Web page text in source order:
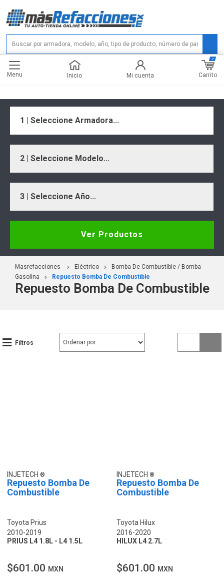
Menu Inicio Mi cuenta Carrito
0
1 | Seleccione Armadora...
2 | Seleccione Modelo...
3 | Seleccione Año...
Ver Productos
Masrefacciones Eléctrico
Bomba De Combustible / Bomba
Gasolina
Repuesto Bomba De Combustible
Repuesto Bomba De Combustible
Filtros
INJETECH
Repuesto Bomba De
Combustible
Toyota Prius
2010-2019
PRIUS L4 1.8L - L4 1.5L
$601.00 MXN
INJETECH
Repuesto Bomba De
Combustible
Toyota Hilux
2016-2020
HILUX L4 2.7L
$601.00 MXN